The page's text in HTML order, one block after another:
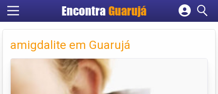
Encontra Guarujá
Cadastrar empresa
Criar conta
amigdalite em Guarujá